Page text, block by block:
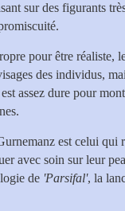
sur des figurants
pour être réaliste,
des individus,
assez dure pour
est celui qui
avec soin sur leur
de 'Parsifal', la